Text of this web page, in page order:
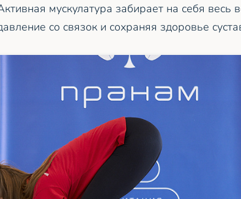
мускулатура забирает на себя весь
со связок и сохраняя здоровье